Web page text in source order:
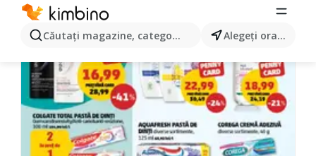
Căutaţi magazine, categorii, produse... Alegeţi oraşul